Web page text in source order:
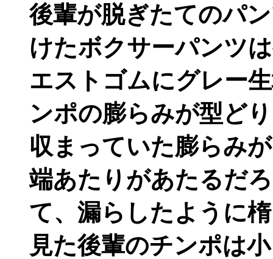
後輩が脱ぎたてのパ
けたボクサーパンツ
エストゴムにグレー
ンポの膨らみが型ど
収まっていた膨らみ
端あたりがあたるだ
て、漏らしたように
見た後輩のチンポは